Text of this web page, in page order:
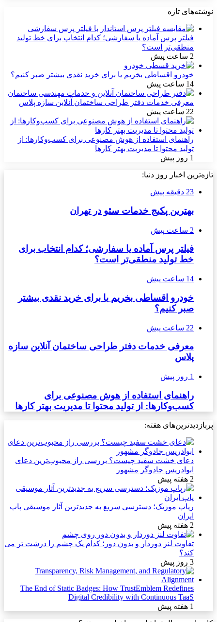
نوشته‌های تازه
فیلتر پرس آماده یا سفارشی؛ کدام انتخاب برای خط تولید
منطقی‌تر است؟
2 ساعت پیش
خودرو اقساطی بخریم یا برای خرید نقدی بیشتر صبر کنیم؟
14 ساعت پیش
معرفی خدمات دفتر طراحی ساختمان آنلاین سازه پلاس
22 ساعت پیش
راهنمای استفاده از هوش مصنوعی برای کسب‌وکارها: از
تولید محتوا تا مدیریت بهتر کارها
1 روز پیش
تازه‌ترین اخبار روز دنیا:
23 دقیقه پیش
بهترین پکیج خدمات سئو در تهران
2 ساعت پیش
فیلتر پرس آماده یا سفارشی؛ کدام انتخاب برای
خط تولید منطقی‌تر است؟
14 ساعت پیش
خودرو اقساطی بخریم یا برای خرید نقدی بیشتر
صبر کنیم؟
22 ساعت پیش
معرفی خدمات دفتر طراحی ساختمان آنلاین سازه
پلاس
1 روز پیش
راهنمای استفاده از هوش مصنوعی برای
کسب‌وکارها: از تولید محتوا تا مدیریت بهتر کارها
پربازدیدترین‌های هفته:
دعای خشت سفید چیست؟ بررسی راز محبوب‌ترین دعای
ابوادریس جادوگر مشهور
2 هفته پیش
رپاپ موزیک؛ دسترسی سریع به جدیدترین آثار موسیقی پاپ
ایران
2 هفته پیش
تفاوت لنز دوردار و بدون دور؛ کدام یک چشم را درشت تر می
کند؟
3 روز پیش
The End of Static Badges: How TrustEmblem Redefines
Digital Credibility with Continuous TaaS
1 هفته پیش